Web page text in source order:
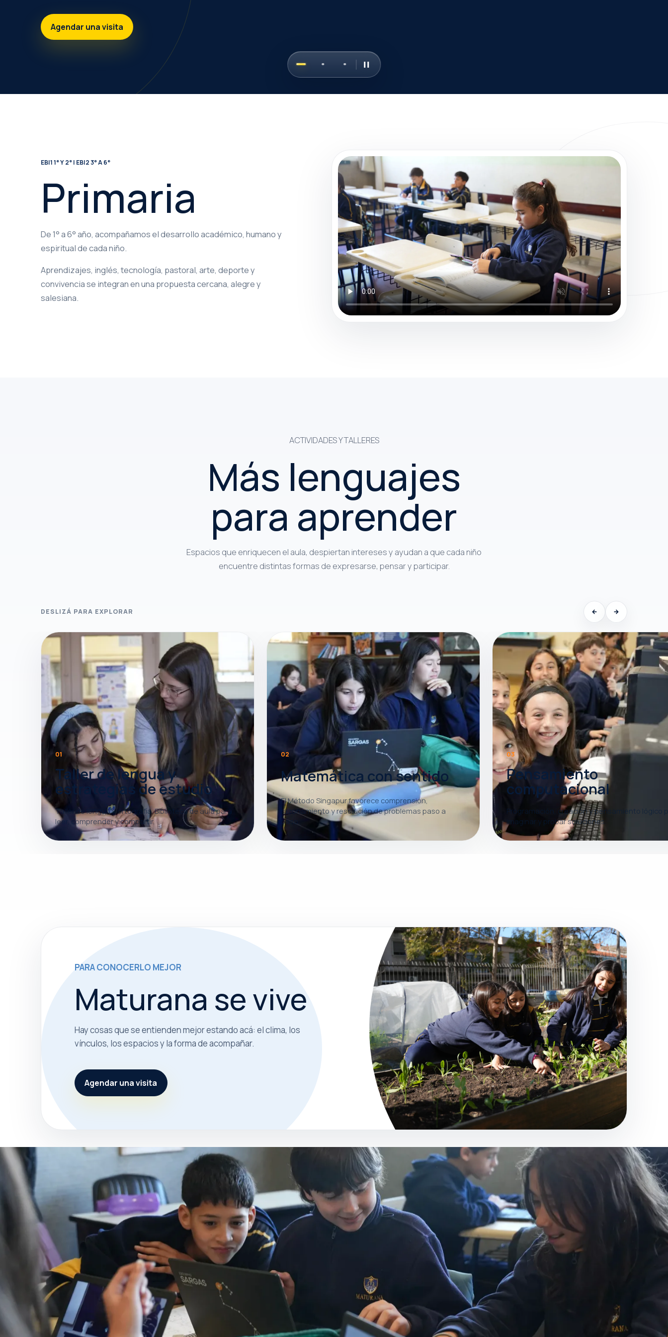
Pausar carrusel
Agendar una visita
EBI1 1° Y 2° | EBI2 3° A 6°
Primaria
De 1° a 6° año, acompañamos el desarrollo académico, humano y
espiritual de cada niño.
Aprendizajes, inglés, tecnología, pastoral, arte, deporte y
convivencia se integran en una propuesta cercana, alegre y
salesiana.
ACTIVIDADES Y TALLERES
Más lenguajes
para aprender
Espacios que enriquecen el aula, despiertan intereses y ayudan a que cada niño
encuentre distintas formas de expresarse, pensar y participar.
DESLIZÁ PARA EXPLORAR ← →
01
Taller de lengua y
estrategias de estudio
Taller de lengua y ortografía. Biblioteca de aula para
leer, comprender y compartir.
02
Matemática con sentido
El Método Singapur favorece comprensión,
razonamiento y resolución de problemas paso a
paso.
03
Pensamiento
computacional
Programación, creación y pensamiento lógico
imaginar y probar soluciones.
PARA CONOCERLO MEJOR
Maturana se vive
Hay cosas que se entienden mejor estando acá: el clima, los
vínculos, los espacios y la forma de acompañar.
Agendar una visita